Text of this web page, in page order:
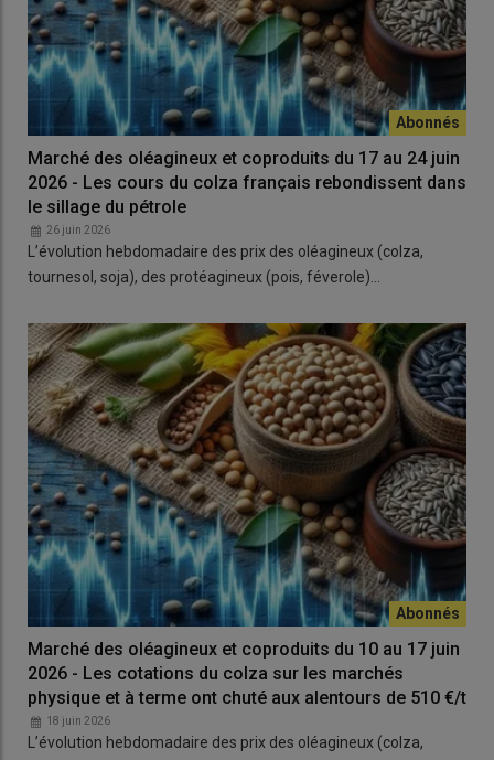
Marché des oléagineux et coproduits du 17 au 24 juin
2026 - Les cours du colza français rebondissent dans
le sillage du pétrole
26 juin 2026
L’évolution hebdomadaire des prix des oléagineux (colza,
tournesol, soja), des protéagineux (pois, féverole)…
Marché des oléagineux et coproduits du 10 au 17 juin
2026 - Les cotations du colza sur les marchés
physique et à terme ont chuté aux alentours de 510 €/t
18 juin 2026
L’évolution hebdomadaire des prix des oléagineux (colza,